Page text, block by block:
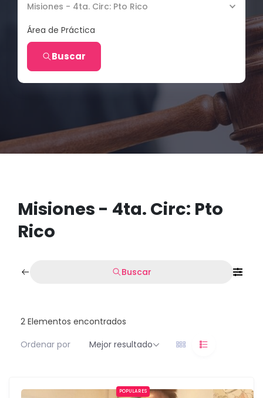
Misiones - 4ta. Circ: Pto Rico
Área de Práctica
Buscar
Misiones - 4ta. Circ: Pto
Rico
Buscar
2 Elementos encontrados
Ordenar por
Mejor resultado
POPULARES